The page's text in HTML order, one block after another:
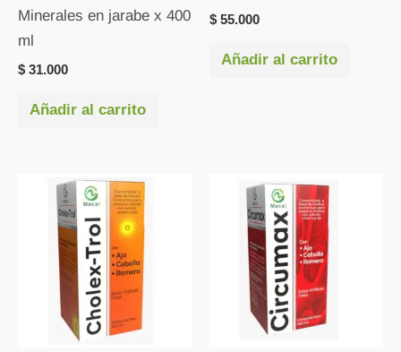
Minerales en jarabe x 400
ml
$ 31.000
Añadir al carrito
$ 55.000
Añadir al carrito